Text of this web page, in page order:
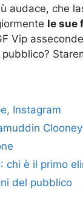
audace, che
le sue
Vip
, Instagram
chi è il primo
del pubblico